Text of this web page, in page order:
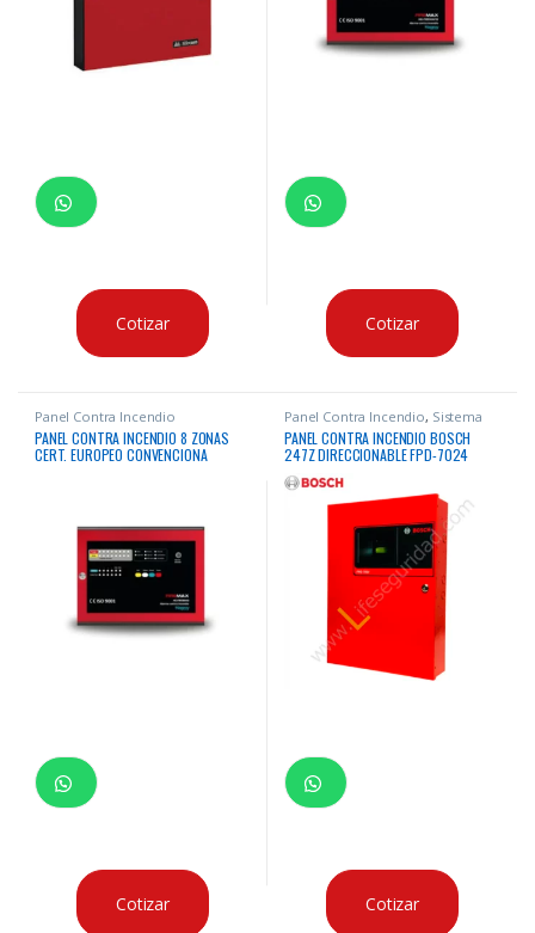
Cotizar Cotizar
Panel Contra Incendio
PANEL CONTRA INCENDIO 8 ZONAS
CERT. EUROPEO CONVENCIONA
Cotizar
Panel Contra Incendio, Sistema
Contra Incendio
PANEL CONTRA INCENDIO BOSCH
247Z DIRECCIONABLE FPD-7024
Cotizar